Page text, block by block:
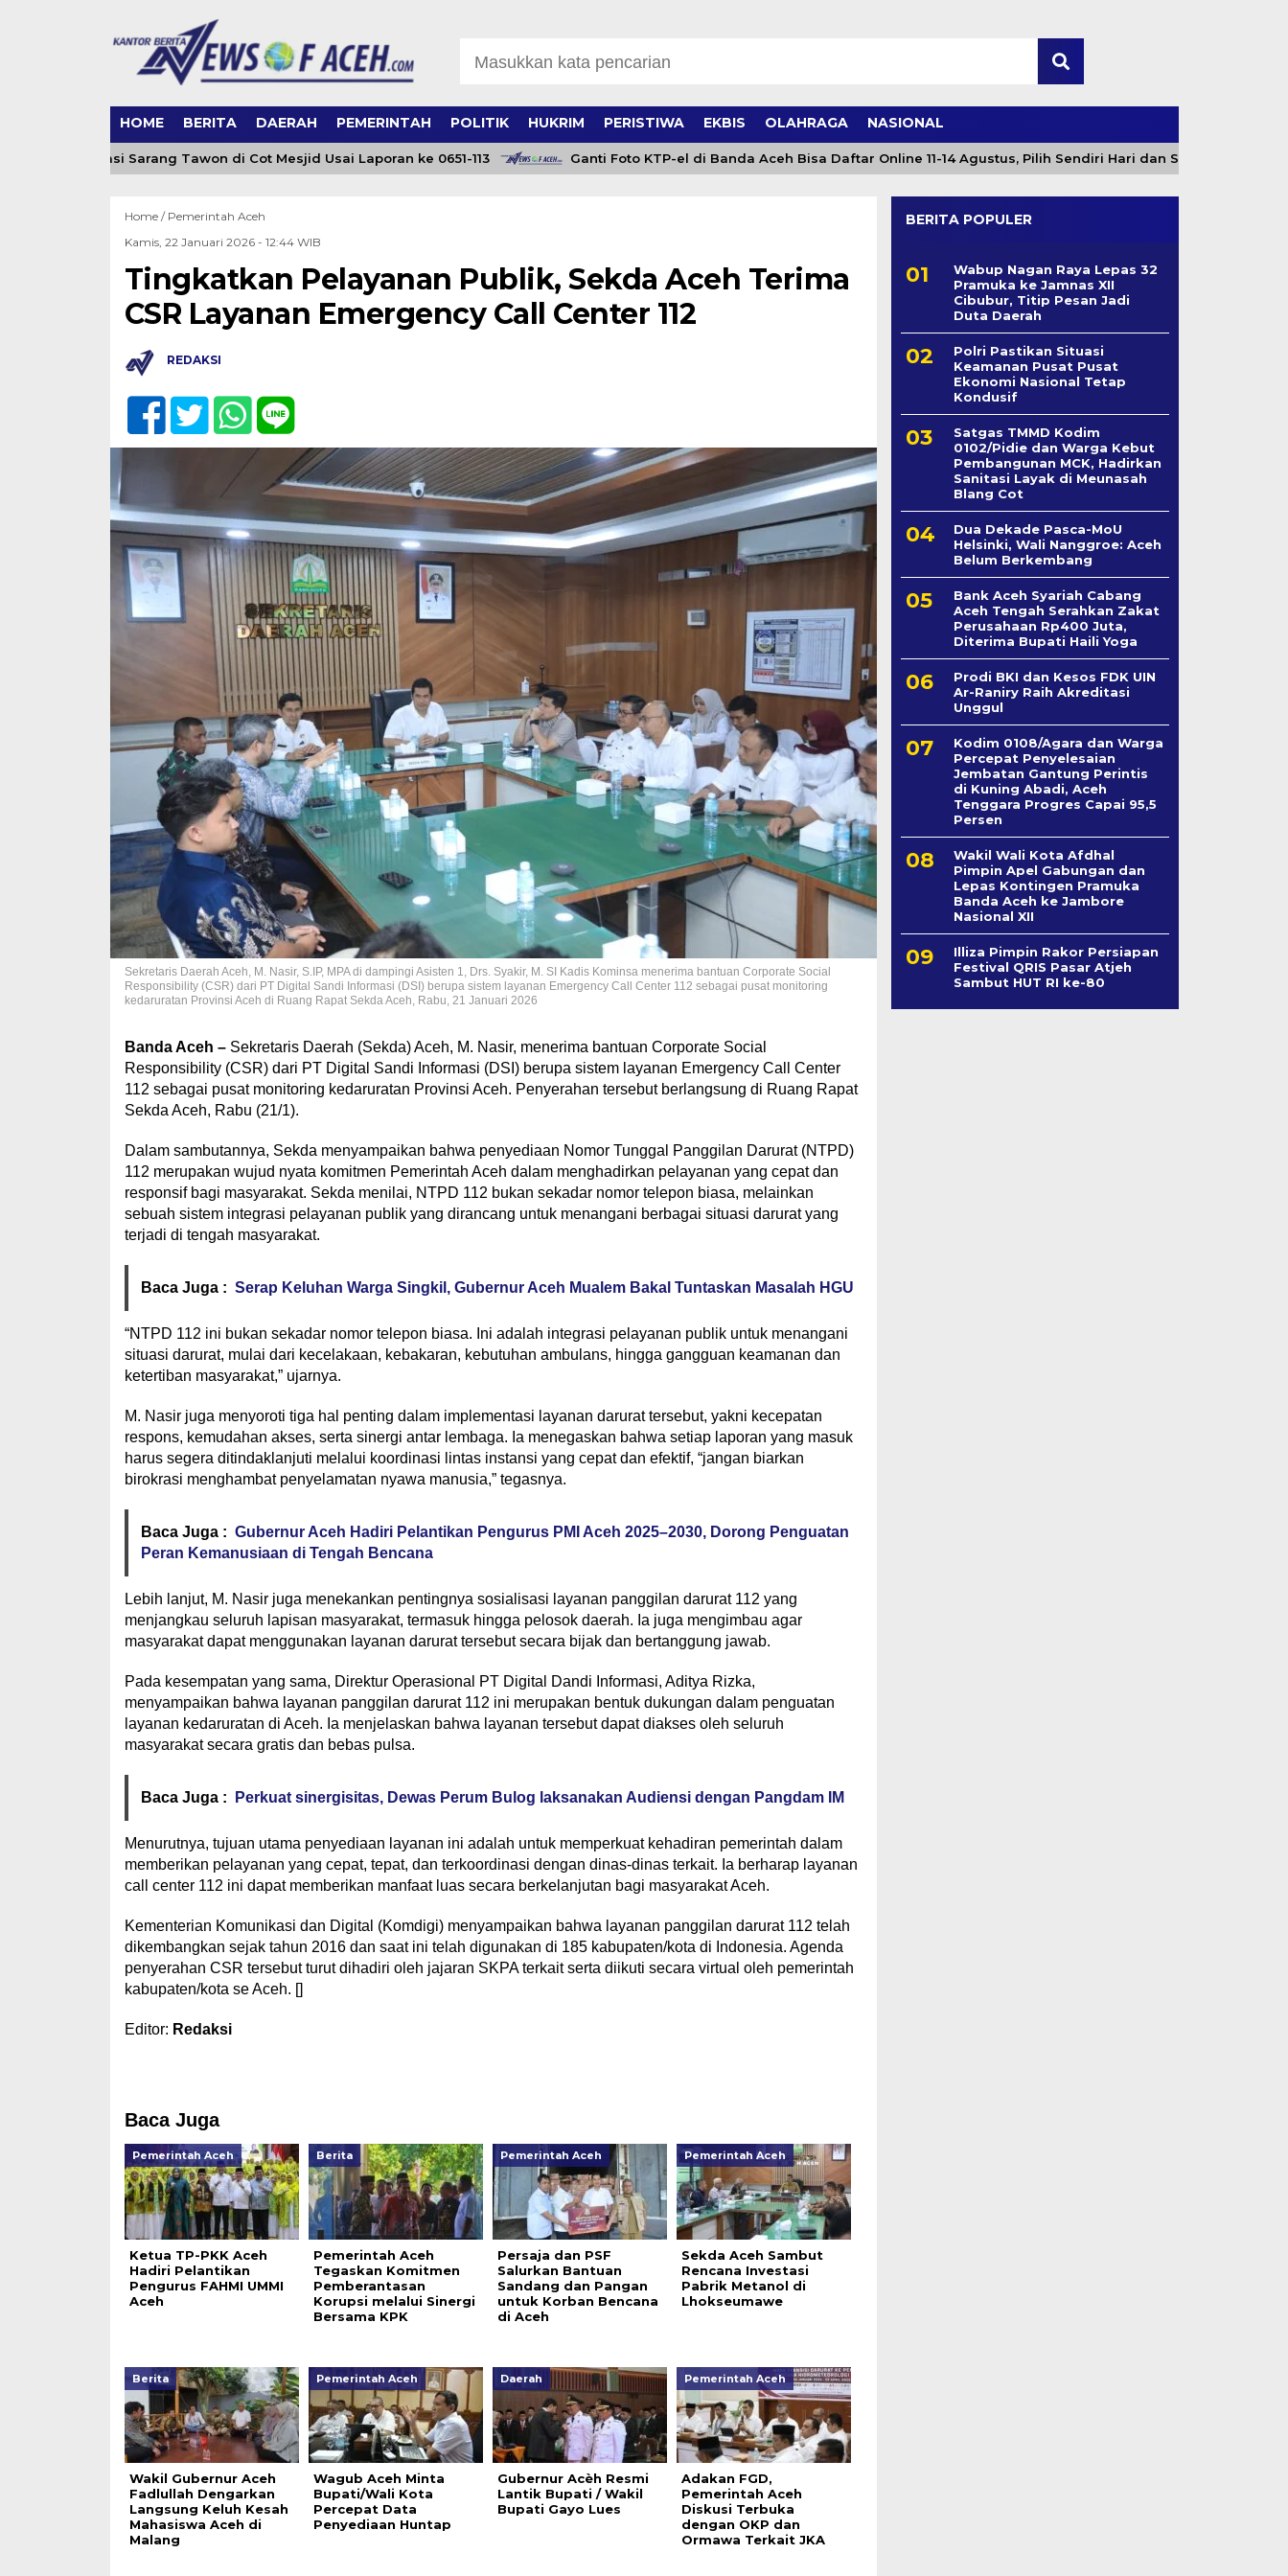
HOME BERITA DAERAH PEMERINTAH POLITIK HUKRIM PERISTIWA EKBIS OLAHRAGA NASIONAL
Evakuasi Sarang Tawon di Cot Mesjid Usai Laporan ke 0651-113 Ganti Foto KTP-el di Banda Aceh Bisa Daftar Online 11-14 Agustus, Pilih Sendiri Hari dan Sesi
Home / Pemerintah Aceh
Kamis, 22 Januari 2026 - 12:44 WIB
Tingkatkan Pelayanan Publik, Sekda Aceh Terima
CSR Layanan Emergency Call Center 112
REDAKSI
Sekretaris Daerah Aceh, M. Nasir, S.IP, MPA di dampingi Asisten 1, Drs. Syakir, M. SI Kadis Kominsa menerima bantuan Corporate Social
Responsibility (CSR) dari PT Digital Sandi Informasi (DSI) berupa sistem layanan Emergency Call Center 112 sebagai pusat monitoring
kedaruratan Provinsi Aceh di Ruang Rapat Sekda Aceh, Rabu, 21 Januari 2026
Banda Aceh –Sekretaris Daerah (Sekda) Aceh, M. Nasir, menerima bantuan Corporate Social
Responsibility (CSR) dari PT Digital Sandi Informasi (DSI) berupa sistem layanan Emergency Call Center
112 sebagai pusat monitoring kedaruratan Provinsi Aceh. Penyerahan tersebut berlangsung di Ruang Rapat
Sekda Aceh, Rabu (21/1).
Dalam sambutannya, Sekda menyampaikan bahwa penyediaan Nomor Tunggal Panggilan Darurat (NTPD)
112 merupakan wujud nyata komitmen Pemerintah Aceh dalam menghadirkan pelayanan yang cepat dan
responsif bagi masyarakat. Sekda menilai, NTPD 112 bukan sekadar nomor telepon biasa, melainkan
sebuah sistem integrasi pelayanan publik yang dirancang untuk menangani berbagai situasi darurat yang
terjadi di tengah masyarakat.
Baca Juga : Serap Keluhan Warga Singkil, Gubernur Aceh Mualem Bakal Tuntaskan Masalah HGU
“NTPD 112 ini bukan sekadar nomor telepon biasa. Ini adalah integrasi pelayanan publik untuk menangani
situasi darurat, mulai dari kecelakaan, kebakaran, kebutuhan ambulans, hingga gangguan keamanan dan
ketertiban masyarakat,” ujarnya.
M. Nasir juga menyoroti tiga hal penting dalam implementasi layanan darurat tersebut, yakni kecepatan
respons, kemudahan akses, serta sinergi antar lembaga. Ia menegaskan bahwa setiap laporan yang masuk
harus segera ditindaklanjuti melalui koordinasi lintas instansi yang cepat dan efektif, “jangan biarkan
birokrasi menghambat penyelamatan nyawa manusia,” tegasnya.
Baca Juga : Gubernur Aceh Hadiri Pelantikan Pengurus PMI Aceh 2025–2030, Dorong Penguatan
Peran Kemanusiaan di Tengah Bencana
Lebih lanjut, M. Nasir juga menekankan pentingnya sosialisasi layanan panggilan darurat 112 yang
menjangkau seluruh lapisan masyarakat, termasuk hingga pelosok daerah. Ia juga mengimbau agar
masyarakat dapat menggunakan layanan darurat tersebut secara bijak dan bertanggung jawab.
Pada kesempatan yang sama, Direktur Operasional PT Digital Dandi Informasi, Aditya Rizka,
menyampaikan bahwa layanan panggilan darurat 112 ini merupakan bentuk dukungan dalam penguatan
layanan kedaruratan di Aceh. Ia menjelaskan bahwa layanan tersebut dapat diakses oleh seluruh
masyarakat secara gratis dan bebas pulsa.
Baca Juga : Perkuat sinergisitas, Dewas Perum Bulog laksanakan Audiensi dengan Pangdam IM
Menurutnya, tujuan utama penyediaan layanan ini adalah untuk memperkuat kehadiran pemerintah dalam
memberikan pelayanan yang cepat, tepat, dan terkoordinasi dengan dinas-dinas terkait. Ia berharap layanan
call center 112 ini dapat memberikan manfaat luas secara berkelanjutan bagi masyarakat Aceh.
Kementerian Komunikasi dan Digital (Komdigi) menyampaikan bahwa layanan panggilan darurat 112 telah
dikembangkan sejak tahun 2016 dan saat ini telah digunakan di 185 kabupaten/kota di Indonesia. Agenda
penyerahan CSR tersebut turut dihadiri oleh jajaran SKPA terkait serta diikuti secara virtual oleh pemerintah
kabupaten/kota se Aceh. []
Editor: Redaksi
Baca Juga
Pemerintah Aceh
Ketua TP-PKK Aceh
Hadiri Pelantikan
Pengurus FAHMI UMMI
Aceh
Berita
Pemerintah Aceh
Tegaskan Komitmen
Pemberantasan
Korupsi melalui Sinergi
Bersama KPK
Pemerintah Aceh
Persaja dan PSF
Salurkan Bantuan
Sandang dan Pangan
untuk Korban Bencana
di Aceh
Pemerintah Aceh
Sekda Aceh Sambut
Rencana Investasi
Pabrik Metanol di
Lhokseumawe
Berita
Wakil Gubernur Aceh
Fadlullah Dengarkan
Langsung Keluh Kesah
Mahasiswa Aceh di
Malang
Pemerintah Aceh
Wagub Aceh Minta
Bupati/Wali Kota
Percepat Data
Penyediaan Huntap
Daerah
Gubernur Acèh Resmi
Lantik Bupati / Wakil
Bupati Gayo Lues
Pemerintah Aceh
Adakan FGD,
Pemerintah Aceh
Diskusi Terbuka
dengan OKP dan
Ormawa Terkait JKA
BERITA POPULER
Wabup Nagan Raya Lepas 32
Pramuka ke Jamnas XII
Cibubur, Titip Pesan Jadi
Duta Daerah
Polri Pastikan Situasi
Keamanan Pusat Pusat
Ekonomi Nasional Tetap
Kondusif
Satgas TMMD Kodim
0102/Pidie dan Warga Kebut
Pembangunan MCK, Hadirkan
Sanitasi Layak di Meunasah
Blang Cot
Dua Dekade Pasca-MoU
Helsinki, Wali Nanggroe: Aceh
Belum Berkembang
Bank Aceh Syariah Cabang
Aceh Tengah Serahkan Zakat
Perusahaan Rp400 Juta,
Diterima Bupati Haili Yoga
Prodi BKI dan Kesos FDK UIN
Ar-Raniry Raih Akreditasi
Unggul
Kodim 0108/Agara dan Warga
Percepat Penyelesaian
Jembatan Gantung Perintis
di Kuning Abadi, Aceh
Tenggara Progres Capai 95,5
Persen
Wakil Wali Kota Afdhal
Pimpin Apel Gabungan dan
Lepas Kontingen Pramuka
Banda Aceh ke Jambore
Nasional XII
Illiza Pimpin Rakor Persiapan
Festival QRIS Pasar Atjeh
Sambut HUT RI ke-80